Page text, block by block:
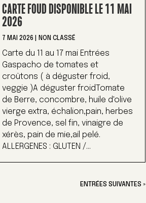
CARTE FOUD DISPONIBLE LE 11 MAI
2026
7 MAI 2026 NON CLASSÉ
Carte du 11 au 17 mai Entrées
Gaspacho de tomates et
croûtons ( à déguster froid,
veggie )A déguster froidTomate
de Berre, concombre, huile d'olive
vierge extra, échalion,pain, herbes
de Provence, sel fin, vinaigre de
xérès, pain de mie,ail pelé.
ALLERGENES : GLUTEN /...
ENTRÉES SUIVANTES »